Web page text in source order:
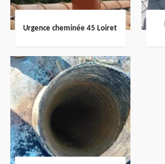
Urgence cheminée 45 Loiret